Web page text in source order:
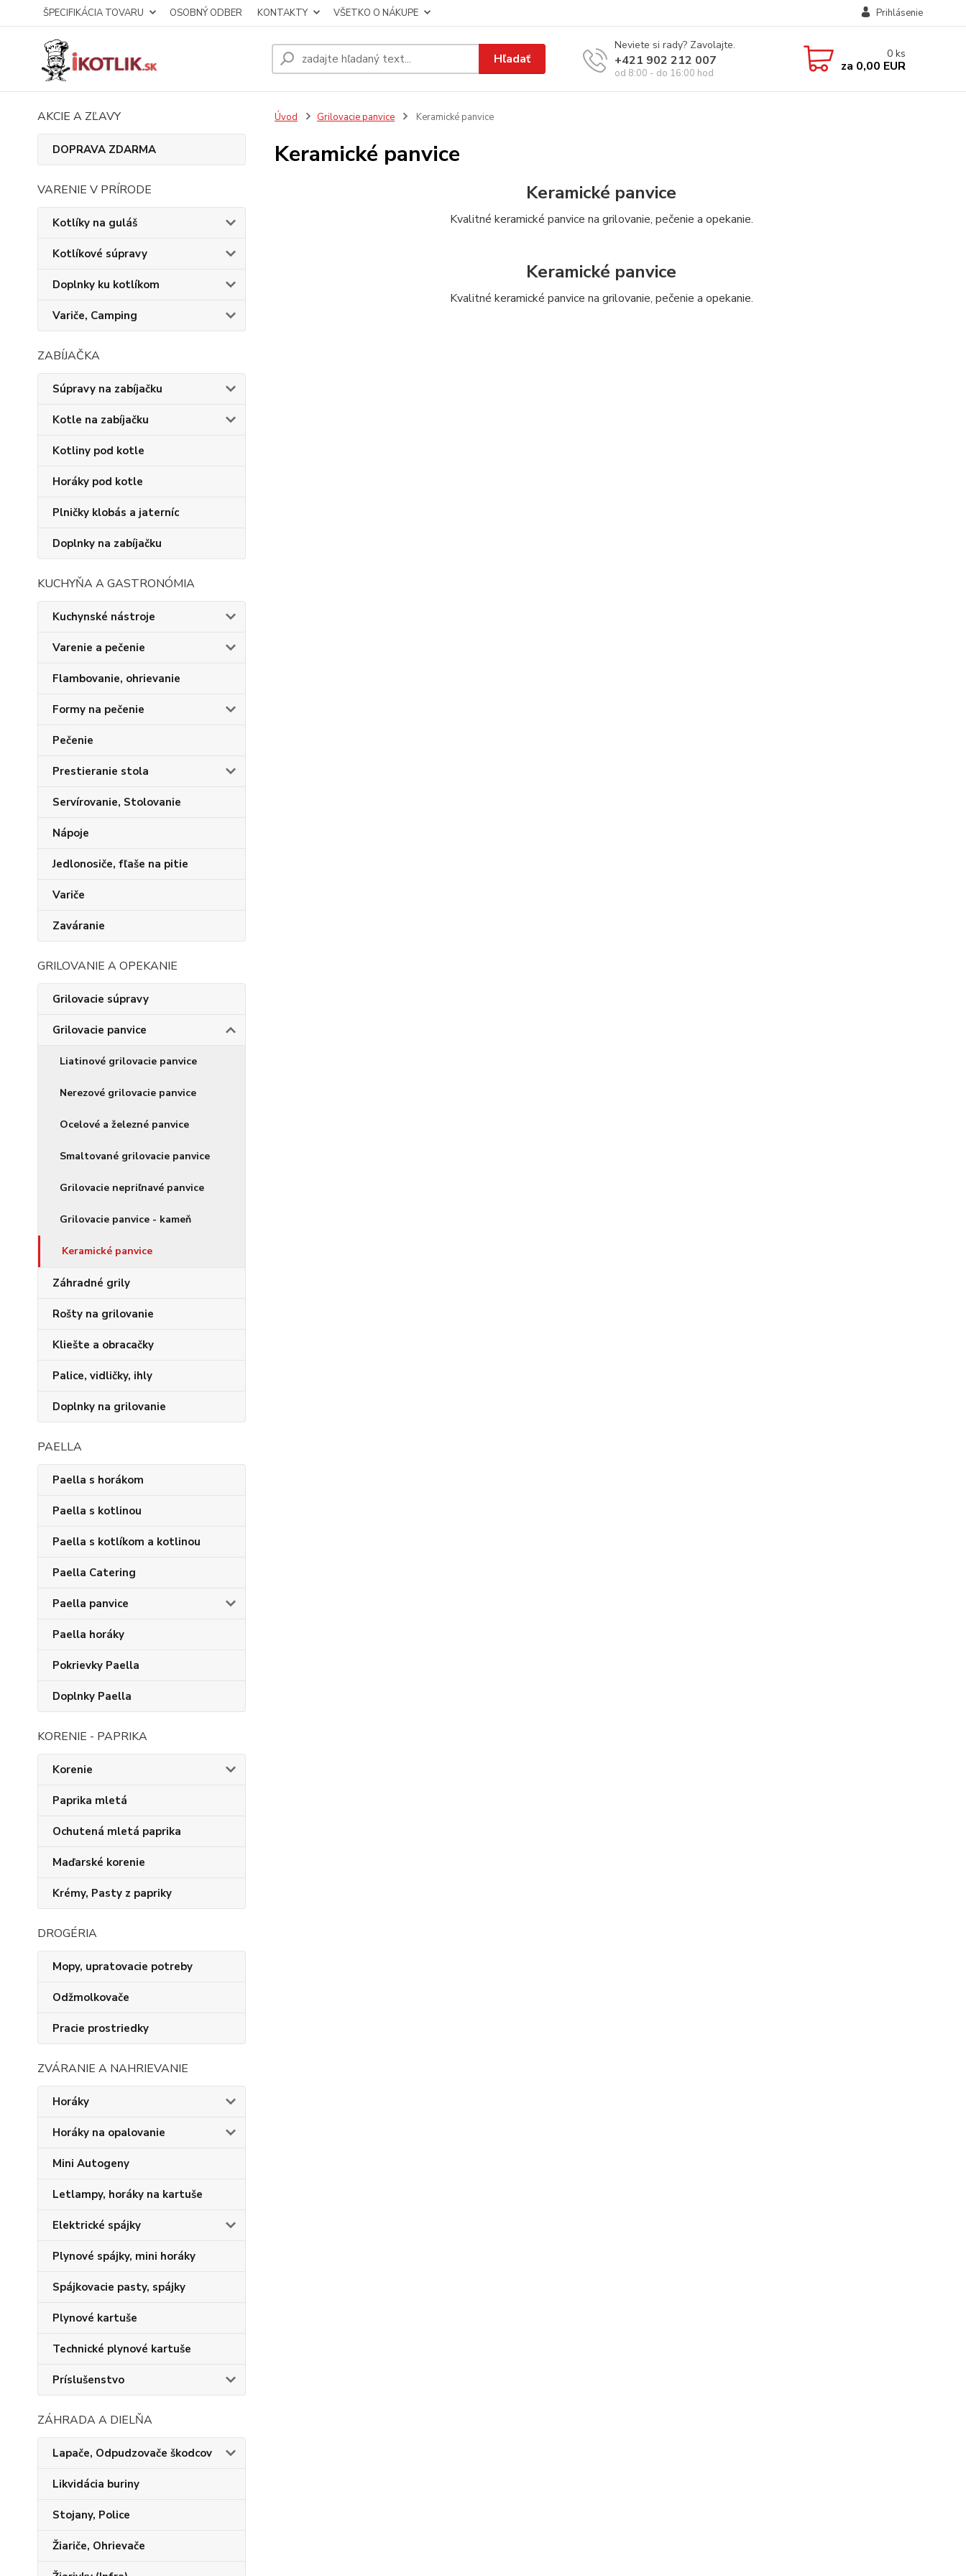
ŠPECIFIKÁCIA TOVARU OSOBNÝ ODBER KONTAKTY VŠETKO O NÁKUPE Prihlásenie
Hľadať
Neviete si rady? Zavolajte.
+421 902 212 007
od 8:00 - do 16:00 hod
0 ks
za 0,00 EUR
AKCIE A ZĽAVY
DOPRAVA ZDARMA
VARENIE V PRÍRODE
Kotlíky na guláš
Kotlíkové súpravy
Doplnky ku kotlíkom
Variče, Camping
ZABÍJAČKA
Súpravy na zabíjačku
Kotle na zabíjačku
Kotliny pod kotle
Horáky pod kotle
Plničky klobás a jaterníc
Doplnky na zabíjačku
KUCHYŇA A GASTRONÓMIA
Kuchynské nástroje
Varenie a pečenie
Flambovanie, ohrievanie
Formy na pečenie
Pečenie
Prestieranie stola
Servírovanie, Stolovanie
Nápoje
Jedlonosiče, fľaše na pitie
Variče
Zaváranie
GRILOVANIE A OPEKANIE
Grilovacie súpravy
Grilovacie panvice
Liatinové grilovacie panvice
Nerezové grilovacie panvice
Ocelové a železné panvice
Smaltované grilovacie panvice
Grilovacie nepriľnavé panvice
Grilovacie panvice - kameň
Keramické panvice
Záhradné grily
Rošty na grilovanie
Kliešte a obracačky
Palice, vidličky, ihly
Doplnky na grilovanie
PAELLA
Paella s horákom
Paella s kotlinou
Paella s kotlíkom a kotlinou
Paella Catering
Paella panvice
Paella horáky
Pokrievky Paella
Doplnky Paella
KORENIE - PAPRIKA
Korenie
Paprika mletá
Ochutená mletá paprika
Maďarské korenie
Krémy, Pasty z papriky
DROGÉRIA
Mopy, upratovacie potreby
Odžmolkovače
Pracie prostriedky
ZVÁRANIE A NAHRIEVANIE
Horáky
Horáky na opalovanie
Mini Autogeny
Letlampy, horáky na kartuše
Elektrické spájky
Plynové spájky, mini horáky
Spájkovacie pasty, spájky
Plynové kartuše
Technické plynové kartuše
Príslušenstvo
ZÁHRADA A DIELŇA
Lapače, Odpudzovače škodcov
Likvidácia buriny
Stojany, Police
Žiariče, Ohrievače
Úvod Grilovacie panvice Keramické panvice
Keramické panvice
Keramické panvice
Kvalitné keramické panvice na grilovanie, pečenie a opekanie.
Keramické panvice
Kvalitné keramické panvice na grilovanie, pečenie a opekanie.